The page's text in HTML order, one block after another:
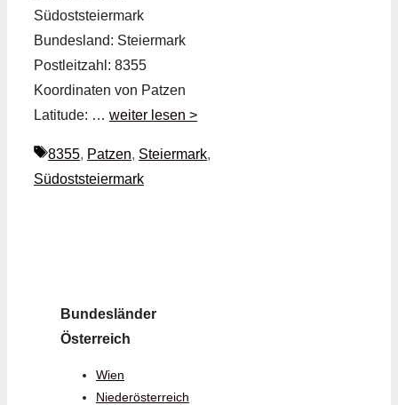
Südoststeiermark
Bundesland: Steiermark
Postleitzahl: 8355
Koordinaten von Patzen
Latitude: … weiter lesen >
Schlagwörter
8355, Patzen, Steiermark,
Südoststeiermark
Bundesländer
Österreich
Wien
Niederösterreich